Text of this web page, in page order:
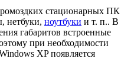
стационарных ПК
нетбуки, ноутбуки и т. п.. В
габаритов встроенные
при необходимости
XP появляется